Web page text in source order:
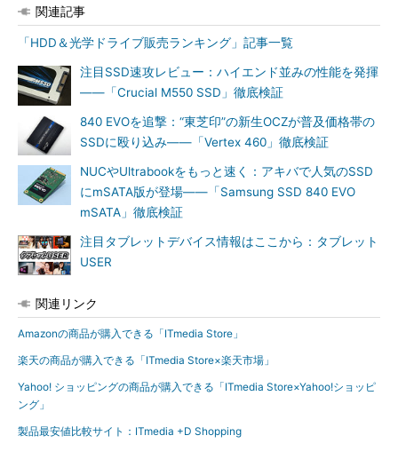
関連記事
「HDD＆光学ドライブ販売ランキング」記事一覧
注目SSD速攻レビュー：ハイエンド並みの性能を発揮
――「Crucial M550 SSD」徹底検証
840 EVOを追撃：“東芝印”の新生OCZが普及価格帯の
SSDに殴り込み――「Vertex 460」徹底検証
NUCやUltrabookをもっと速く：アキバで人気のSSD
にmSATA版が登場――「Samsung SSD 840 EVO
mSATA」徹底検証
注目タブレットデバイス情報はここから：タブレット
USER
関連リンク
Amazonの商品が購入できる「ITmedia Store」
楽天の商品が購入できる「ITmedia Store×楽天市場」
Yahoo! ショッピングの商品が購入できる「ITmedia Store×Yahoo!ショッピ
ング」
製品最安値比較サイト：ITmedia +D Shopping